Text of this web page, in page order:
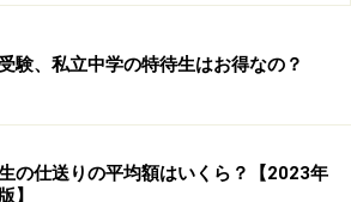
国で活動を展開する国連公認の国際
権利条約」にのっとり、すべての子
能性を発揮できる世界の実現を目指
す。
団法人日本フォスター・プラン協会
験、私立中学の特待生はお得なの？
の仕送りの平均額はいくら？【2023年
】